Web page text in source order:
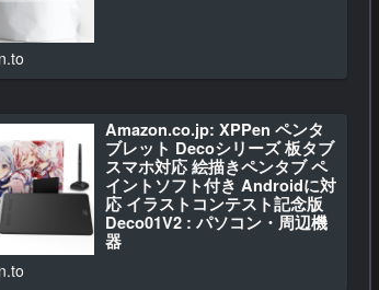
Amazon.co.jp: XPPen ペンタ
ブレット Decoシリーズ 板タブ
スマホ対応 絵描きペンタブ ペ
イントソフト付き Androidに対
応 イラストコンテスト記念版
Deco01V2 : パソコン・周辺機
器